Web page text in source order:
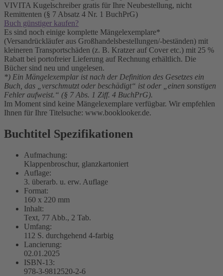
VIVITA Kugelschreiber gratis für Ihre Neubestellung, nicht
Remittenten (§ 7 Absatz 4 Nr. 1 BuchPrG)
Buch günstiger kaufen?
Es sind noch einige komplette Mängelexemplare*
(Versandrückläufer aus Großhandelsbestellungen/-beständen) mit
kleineren Transportschäden (z. B. Kratzer auf Cover etc.) mit 25 %
Rabatt bei portofreier Lieferung auf Rechnung erhältlich. Die
Bücher sind neu und ungelesen.
*) Ein Mängelexemplar ist nach der Definition des Gesetzes ein
Buch, das „verschmutzt oder beschädigt“ ist oder „einen sonstigen
Fehler aufweist.“ (§ 7 Abs. 1 Ziff. 4 BuchPrG).
Im Moment sind keine Mängelexemplare verfügbar. Wir empfehlen
Ihnen für Ihre Titelsuche: www.booklooker.de.
Buchtitel Spezifikationen
Aufmachung:
Klappenbroschur, glanzkartoniert
Auflage:
3. überarb. u. erw. Auflage
Format:
160 x 220 mm
Inhalt:
Text, 77 Abb., 2 Tab.
Umfang:
112 S. durchgehend 4-farbig
Lancierung:
02.01.2025
ISBN-13:
978-3-9812520-2-6